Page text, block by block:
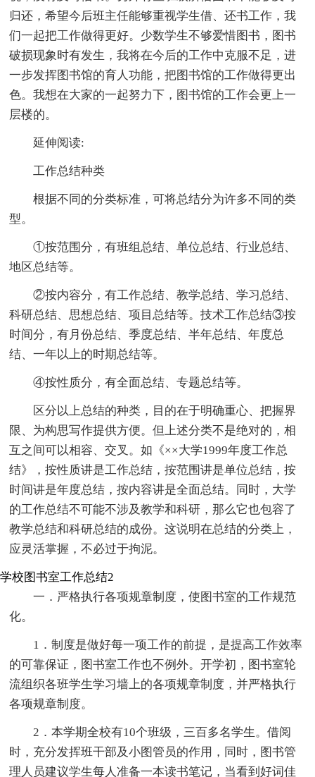
归还，希望今后班主任能够重视学生借、还书工作，我
们一起把工作做得更好。少数学生不够爱惜图书，图书
破损现象时有发生，我将在今后的工作中克服不足，进
一步发挥图书馆的育人功能，把图书馆的工作做得更出
色。我想在大家的一起努力下，图书馆的工作会更上一
层楼的。
延伸阅读:
工作总结种类
根据不同的分类标准，可将总结分为许多不同的类
型。
①按范围分，有班组总结、单位总结、行业总结、
地区总结等。
②按内容分，有工作总结、教学总结、学习总结、
科研总结、思想总结、项目总结等。技术工作总结③按
时间分，有月份总结、季度总结、半年总结、年度总
结、一年以上的时期总结等。
④按性质分，有全面总结、专题总结等。
区分以上总结的种类，目的在于明确重心、把握界
限、为构思写作提供方便。但上述分类不是绝对的，相
互之间可以相容、交叉。如《××大学1999年度工作总
结》，按性质讲是工作总结，按范围讲是单位总结，按
时间讲是年度总结，按内容讲是全面总结。同时，大学
的工作总结不可能不涉及教学和科研，那么它也包容了
教学总结和科研总结的成份。这说明在总结的分类上，
应灵活掌握，不必过于拘泥。
学校图书室工作总结2
一．严格执行各项规章制度，使图书室的工作规范
化。
1．制度是做好每一项工作的前提，是提高工作效率
的可靠保证，图书室工作也不例外。开学初，图书室轮
流组织各班学生学习墙上的各项规章制度，并严格执行
各项规章制度。
2．本学期全校有10个班级，三百多名学生。借阅
时，充分发挥班干部及小图管员的作用，同时，图书管
理人员建议学生每人准备一本读书笔记，当看到好词佳